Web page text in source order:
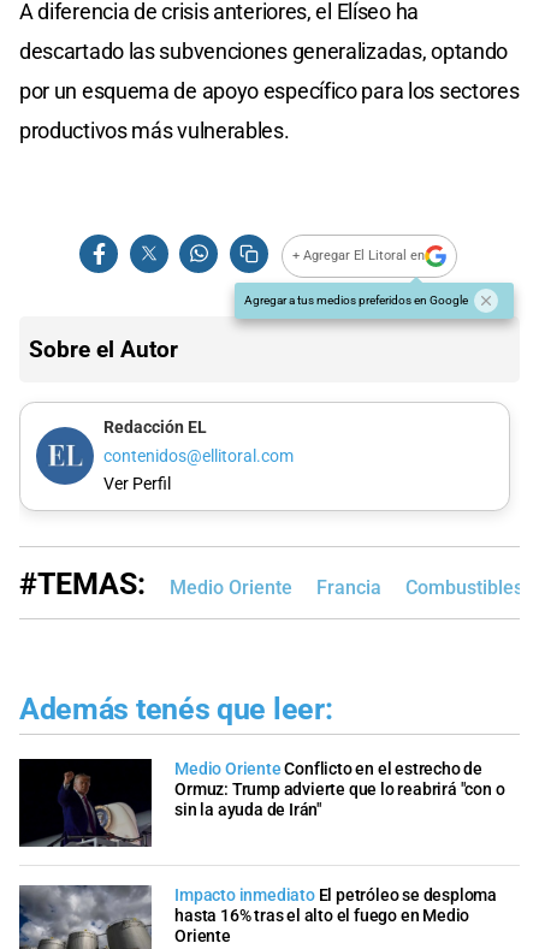
A diferencia de crisis anteriores, el Elíseo ha
descartado las subvenciones generalizadas, optando
por un esquema de apoyo específico para los sectores
productivos más vulnerables.
+ Agregar El Litoral en
Agregar a tus medios preferidos en Google
Sobre el Autor
Redacción EL
contenidos@ellitoral.com
Ver Perfil
#TEMAS: Medio Oriente Francia Combustibles
Además tenés que leer:
Medio Oriente Conflicto en el estrecho de
Ormuz: Trump advierte que lo reabrirá "con o
sin la ayuda de Irán"
Impacto inmediato El petróleo se desploma
hasta 16% tras el alto el fuego en Medio
Oriente